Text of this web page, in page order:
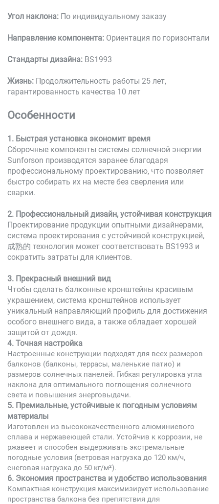
Угол наклона: По индивидуальному заказу
Направление компонента: Ориентация по горизонтали
Стандарты дизайна: BS1993
Жизнь: Продолжительность работы 25 лет,
гарантированность качества 10 лет
Особенности
1. Быстрая установка экономит время
Сборочные компоненты системы солнечной энергии
Sunforson производятся заранее благодаря
профессиональному проектированию, что позволяет
быстро собирать их на месте без сверления или
сварки.
2. Профессиональный дизайн, устойчивая конструкция
Проектирование продукции опытными дизайнерами,
система проектирования с устойчивой конструкцией,
成熟的 технология может соответствовать BS1993 и
сократить затраты для клиентов.
3. Прекрасный внешний вид
Чтобы сделать балконные кронштейны красивым
украшением, система кронштейнов использует
уникальный направляющий профиль для достижения
особого внешнего вида, а также обладает хорошей
защитой от дождя.
4. Точная настройка
Настроенные конструкции подходят для всех размеров
балконов (балконы, террасы, маленькие патио) и
размеров солнечных панелей. Гибкая регулировка угла
наклона для оптимального поглощения солнечного
света и повышения энерговыдачи.
5. Премиальные, устойчивые к погодным условиям
материалы
Изготовлен из высококачественного алюминиевого
сплава и нержавеющей стали. Устойчив к коррозии, не
ржавеет и способен выдерживать экстремальные
погодные условия (ветровая нагрузка до 120 км/ч,
снеговая нагрузка до 50 кг/м²).
6. Экономия пространства и удобство использования
Компактная конструкция максимизирует использование
пространства балкона без препятствия для